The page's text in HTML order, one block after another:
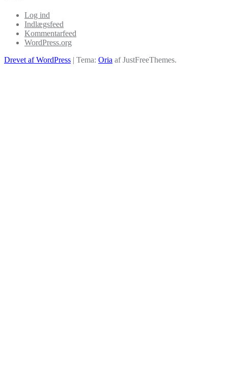
Log ind
Indlægsfeed
Kommentarfeed
WordPress.org
Drevet af WordPress | Tema: Oria af JustFreeThemes.